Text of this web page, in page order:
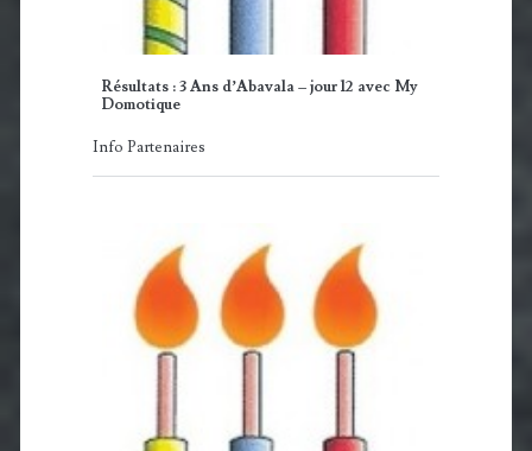
Résultats : 3 Ans d’Abavala – jour 12 avec My
Domotique
Info Partenaires